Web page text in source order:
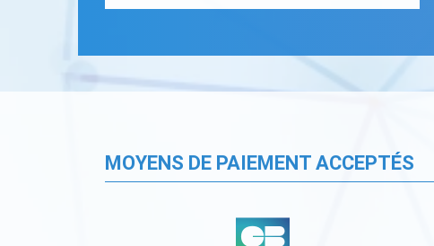
MOYENS DE PAIEMENT ACCEPTÉS